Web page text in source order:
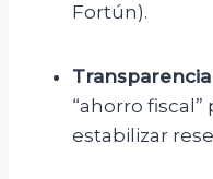
Fortún).
“ahorro
estabilizar